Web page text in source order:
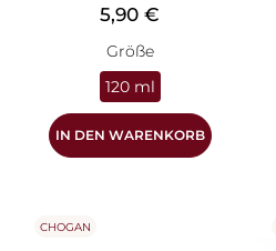
Preis
5,90 €
Größe
120 ml
IN DEN WARENKORB
CHOGAN